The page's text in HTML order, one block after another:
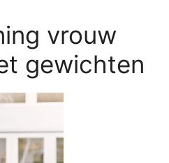
vrouw
gewichten